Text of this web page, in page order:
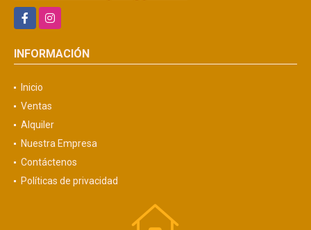
FacebookInstagram
INFORMACIÓN
Inicio
Ventas
Alquiler
Nuestra Empresa
Contáctenos
Políticas de privacidad